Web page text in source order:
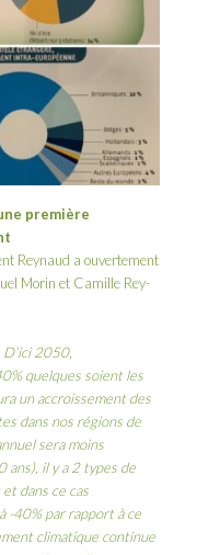
première
Reynaud a ouvertement
Morin et Camille Rey-
D’ici 2050,
quelques soient les
un accroissement des
dans nos régions de
sera moins
ans), il y a 2 types de
dans ce cas
-40% par rapport à ce
climatique continue